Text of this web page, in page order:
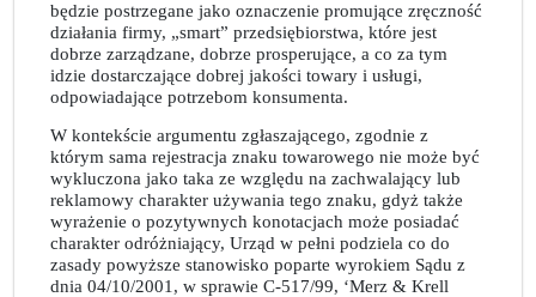
będzie postrzegane jako oznaczenie promujące zręczność
działania firmy, „smart” przedsiębiorstwa, które jest
dobrze zarządzane, dobrze prosperujące, a co za tym
idzie dostarczające dobrej jakości towary i usługi,
odpowiadające potrzebom konsumenta.
W kontekście argumentu zgłaszającego, zgodnie z
którym sama rejestracja znaku towarowego nie może być
wykluczona jako taka ze względu na zachwalający lub
reklamowy charakter używania tego znaku, gdyż także
wyrażenie o pozytywnych konotacjach może posiadać
charakter odróżniający, Urząd w pełni podziela co do
zasady powyższe stanowisko poparte wyrokiem Sądu z
dnia 04/10/2001, w sprawie C-517/99, ‘Merz & Krell